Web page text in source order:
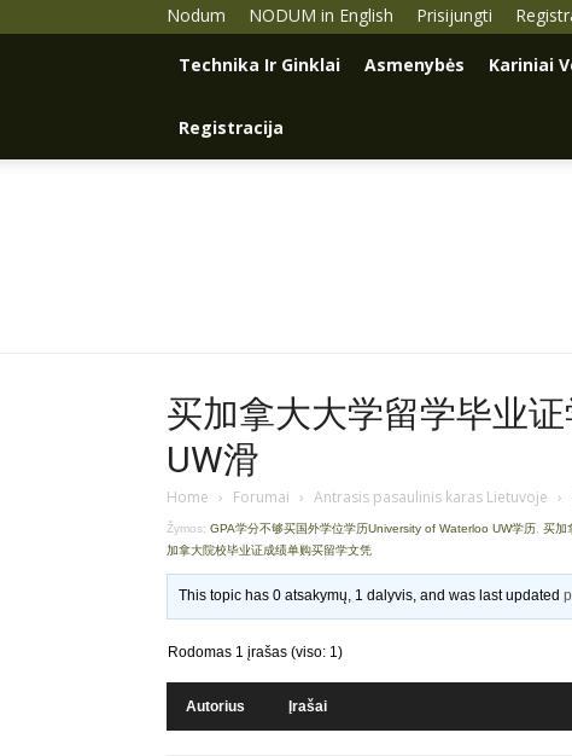
Nodum NODUM in English Prisijungti
Technika Ir Ginklai Asmenybės Kariniai
Registracija
买加拿大大学留学毕业
UW滑
Home › Forumai › Antrasis pasaulinis karas Lietuvoje ›
Žymos: GPA学分不够买国外学位学历University of Waterloo UW学历 买加
加拿大院校毕业证成绩单购买留学文凭
This topic has 0 atsakymų, 1 dalyvis, and was last updated
Rodomas 1 įrašas (viso: 1)
Autorius Įrašai